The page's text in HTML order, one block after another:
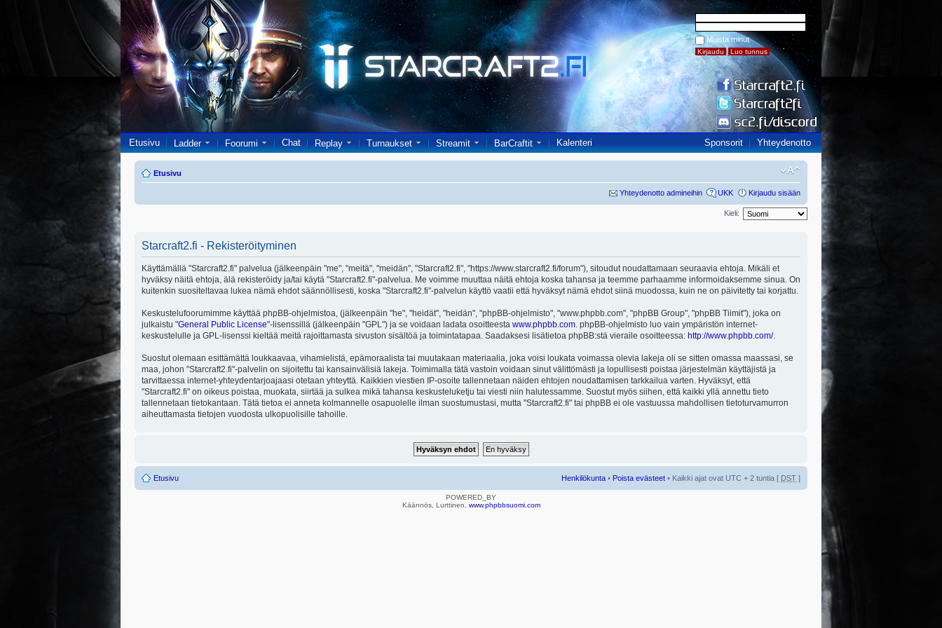
Muista minut
Etusivu Ladder Foorumi Chat Replay Turnaukset Streamit BarCraftit Kalenteri Sponsorit Yhteydenotto
Etusivu
Yhteydenotto admineihin UKK Kirjaudu sisään
Kieli:
Starcraft2.fi - Rekisteröityminen
Käyttämällä "Starcraft2.fi" palvelua (jälkeenpäin "me", "meitä", "meidän", "Starcraft2.fi", "https://www.starcraft2.fi/forum"), sitoudut noudattamaan seuraavia ehtoja. Mikäli et
hyväksy näitä ehtoja, älä rekisteröidy ja/tai käytä "Starcraft2.fi"-palvelua. Me voimme muuttaa näitä ehtoja koska tahansa ja teemme parhaamme informoidaksemme sinua. On
kuitenkin suositeltavaa lukea nämä ehdot säännöllisesti, koska "Starcraft2.fi"-palvelun käyttö vaatii että hyväksyt nämä ehdot siinä muodossa, kuin ne on päivitetty tai korjattu.
Keskustelufoorumimme käyttää phpBB-ohjelmistoa, (jälkeenpäin "he", "heidät", "heidän", "phpBB-ohjelmisto", "www.phpbb.com", "phpBB Group", "phpBB Tiimit"), joka on
julkaistu "General Public License"-lisenssillä (jälkeenpäin "GPL") ja se voidaan ladata osoitteesta www.phpbb.com . phpBB-ohjelmisto luo vain ympäristön internet-
keskustelulle ja GPL-lisenssi kieltää meitä rajoittamasta sivuston sisältöä ja toimintatapaa. Saadaksesi lisätietoa phpBB:stä vieraile osoitteessa: http://www.phpbb.com/.
Suostut olemaan esittämättä loukkaavaa, vihamielistä, epämoraalista tai muutakaan materiaalia, joka voisi loukata voimassa olevia lakeja oli se sitten omassa maassasi, se
maa, johon "Starcraft2.fi"-palvelin on sijoitettu tai kansainvälisiä lakeja. Toimimalla tätä vastoin voidaan sinut välittömästi ja lopullisesti poistaa järjestelmän käyttäjistä ja
tarvittaessa internet-yhteydentarjoajaasi otetaan yhteyttä. Kaikkien viestien IP-osoite tallennetaan näiden ehtojen noudattamisen tarkkailua varten. Hyväksyt, että
"Starcraft2.fi" on oikeus poistaa, muokata, siirtää ja sulkea mikä tahansa keskusteluketju tai viesti niin halutessamme. Suostut myös siihen, että kaikki yllä annettu tieto
tallennetaan tietokantaan. Tätä tietoa ei anneta kolmannelle osapuolelle ilman suostumustasi, mutta "Starcraft2.fi" tai phpBB ei ole vastuussa mahdollisen tietoturvamurron
aiheuttamasta tietojen vuodosta ulkopuolisille tahoille.
Etusivu Henkilökunta • Poista evästeet • Kaikki ajat ovat UTC + 2 tuntia [ DST ]
POWERED_BY
Käännös, Lurttinen, www.phpbbsuomi.com